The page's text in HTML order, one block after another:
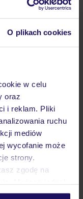
O plikach cookies
w celu
oraz
i reklam. Pliki
ruchu
mediów
wycofanie może
strony.
zgodę na
w zakładkę